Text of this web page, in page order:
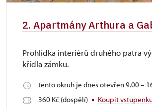
2. Apartmány Arthura a
Prohlídka interiérů druhého patra
křídla zámku.
tento okruh je dnes otevřen 9.00 –
360 Kč (dospělí)
Koupit